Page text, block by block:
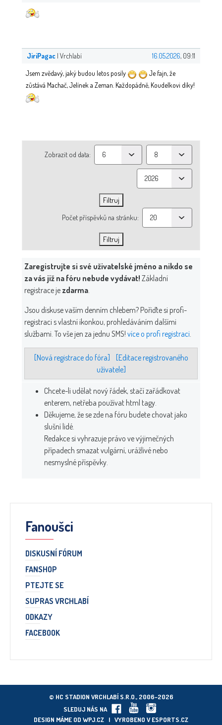
JiriPagac | Vrchlabí 16.05.2026, 09:11
Jsem zvědavý, jaký budou letos posily
Je fajn, že
zůstává Machač, Jelínek a Zeman. Každopádně, Koudelkovi díky!
Zobrazit od data:
Počet příspěvků na stránku:
Zaregistrujte si své uživatelské jméno a nikdo se
za vás již na fóru nebude vydávat! Základní
registrace je zdarma
Jsou diskuse vaším denním chlebem? Pořiďte si profi-
registraci s vlastní ikonkou, prohledáváním dalšími
službami. To vše jen za jednu SMS! více o profi registraci
[Nová registrace do fóra]
[Editace registrovaného
uživatele]
Chcete-li udělat nový řádek, stačí zařádkovat
enterem, netřeba používat html tagy.
Děkujeme, že se zde na fóru budete chovat jako
slušní lidé.
Redakce si vyhrazuje právo ve výjimečných
případech smazat vulgární, urážlivé nebo
nesmyslné příspěvky.
Fanoušci
DISKUSNÍ FÓRUM
FANSHOP
PTEJTE SE
SUPRAS VRCHLABÍ
ODKAZY
FACEBOOK
© HC STADION VRCHLABÍ S.R.O., 2006–2026
SLEDUJ NÁS NA
DESIGN MÁME OD WPJ.CZ | VYROBENO VESPORTS.CZ